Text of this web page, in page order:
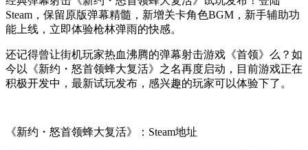
Steam，保留原版弹幕精髓，新增关卡角色BGM，新手辅助功
能上线，立即体验枪林弹雨的快感。
还记得曾让街机玩家热血沸腾的弹幕射击游戏《首领》么？如
今以《新约・怒首领蜂大复活》之名再度启动，目前游戏正在
积极开发中，最新试玩发布，感兴趣的玩家可以体验下了。
《新约・怒首领蜂大复活》：Steam地址